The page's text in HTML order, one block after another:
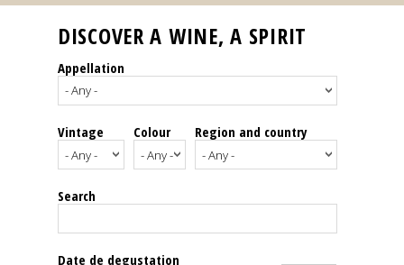
Our
events
Spirits
Tasting
reviews
The
DISCOVER A WINE, A SPIRIT
Appellation
Vintage Colour Region and country
Search
Date de degustation